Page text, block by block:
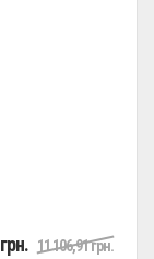
11 106,91 грн.